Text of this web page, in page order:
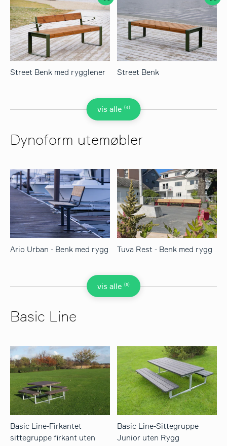
vis alle (4)
Street Benk med rygglener Street Benk
Dynoform utemøbler
vis alle (5)
Ario Urban - Benk med rygg Tuva Rest - Benk med rygg
Basic Line
Basic Line-Firkantet
sittegruppe firkant uten
Basic Line-Sittegruppe
Junior uten Rygg